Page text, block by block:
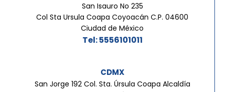
San Isauro No 235
Col Sta Ursula Coapa Coyoacán C.P. 04600
Ciudad de México
Tel: 5556101011
CDMX
San Jorge 192 Col. Sta. Úrsula Coapa Alcaldía